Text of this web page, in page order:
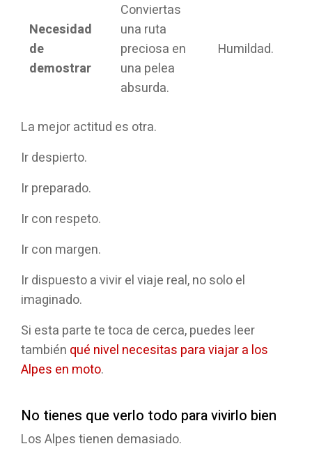
Necesidad
de
demostrar
Conviertas
una ruta
preciosa en
una pelea
absurda.
Humildad.
La mejor actitud es otra.
Ir despierto.
Ir preparado.
Ir con respeto.
Ir con margen.
Ir dispuesto a vivir el viaje real, no solo el
imaginado.
Si esta parte te toca de cerca, puedes leer
también qué nivel necesitas para viajar a los
Alpes en moto.
No tienes que verlo todo para vivirlo bien
Los Alpes tienen demasiado.